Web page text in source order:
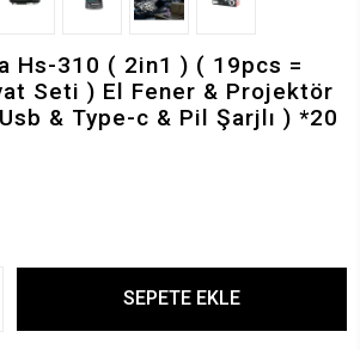
Hs-310 ( 2in1 ) ( 19pcs =
Seti ) El Fener & Projektör
& Type-c & Pil Şarjlı ) *20
SEPETE EKLE